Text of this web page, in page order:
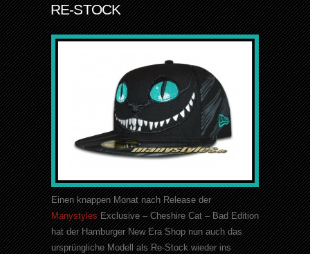
RE-STOCK
Einen knappen Monat nach Release der
ManystylesExclusive – Cheshire Cat – Bad Edition
hat der Hamburger New Era Shop nun auch das
ursprüngliche Modell als Re-Stock wieder ins